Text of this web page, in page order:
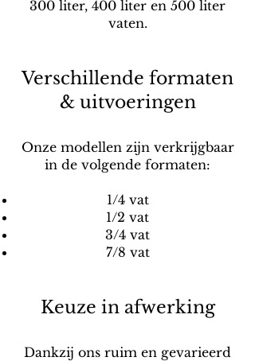
300 liter, 400 liter en 500 liter
vaten.
Verschillende formaten
& uitvoeringen
Onze modellen zijn verkrijgbaar
in de volgende formaten:
1/4 vat
1/2 vat
3/4 vat
7/8 vat
Keuze in afwerking
Dankzij ons ruim en gevarieerd